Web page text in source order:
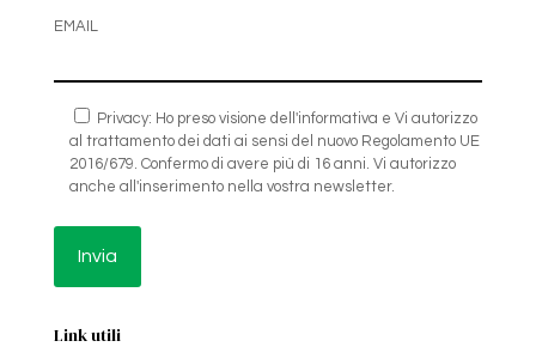
EMAIL
Privacy: Ho preso visione dell'informativa e Vi autorizzo
al trattamento dei dati ai sensi del nuovo Regolamento UE
2016/679. Confermo di avere più di 16 anni. Vi autorizzo
anche all'inserimento nella vostra newsletter.
Link utili